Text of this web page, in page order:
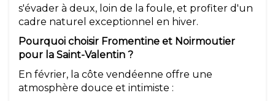
s'évader à deux, loin de la foule, et profiter d'un
cadre naturel exceptionnel en hiver.
Pourquoi choisir Fromentine et Noirmoutier
pour la Saint-Valentin ?
En février, la côte vendéenne offre une
atmosphère douce et intimiste :